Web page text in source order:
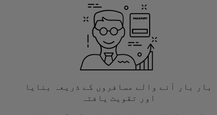
بار بار آنے والے مسافروں کے ذریعہ بنایا
اور تقویت یافتہ